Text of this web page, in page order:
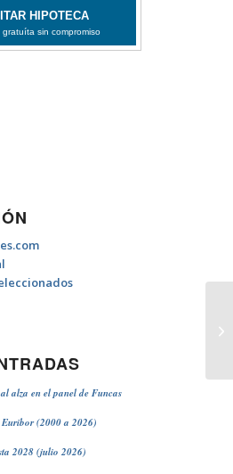
alza en el panel de Funcas
(2000 a 2026)
2028 (julio 2026)